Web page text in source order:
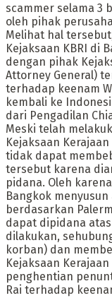
scammer selama 3
oleh pihak
Melihat hal
Kejaksaan KBRI di
dengan pihak
Attorney General)
terhadap keenam
kembali ke
dari Pengadilan
Meski telah
Kejaksaan
tidak dapat
tersebut karena
pidana. Oleh
Bangkok
berdasarkan
dapat dipidana
dilakukan,
korban) dan
Kejaksaan
penghentian
Rai terhadap